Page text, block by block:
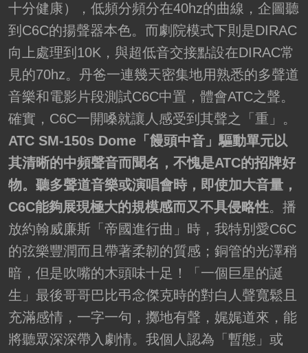
十分健康），低頻分頻分在40hz的曲線，企圖聽
到C6C的揚聲器本色。而劇院模式下則是DIRAC
向上處理到10K，與超低音交接點設在DIRAC常
見的70hz。丹爸一連幾天密集地用熟悉的多聲道
音樂和電影片段測試C6C中置，體會ATC之聲。
確實，C6C一開嗓就讓人感受到其聲之「重」。
ATC SM-150s Dome「饅頭中音」驅動單元以
其清晰的中頻聲音而聞名，不愧是ATC的招牌好
物。聽多聲道音樂或演唱會時，即使加大音量，
C6C能夠展現極大的規模感而又不具侵略性。播
放約翰威廉斯「帝國進行曲」時，我特別愛C6C
的弦樂豐潤而且帶著柔韌的質感；銅管的光澤稍
暗，但是吹嘴的木頭味十足！「一個巨星的誕
生」最後哥哥巴比弔念傑克時的對白人聲寬鬆且
充滿感情，一字一句，擲地有聲，娓娓道來，能
將聽眾深深帶入劇情。我個人認為「暫態」或